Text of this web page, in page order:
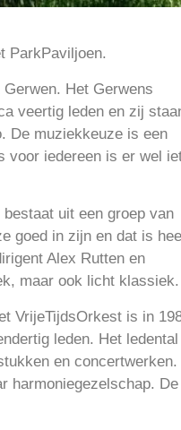
ParkPaviljoen.
Het Gerwens
veertig leden en zij
De muziekkeuze is een
voor iedereen is er wel
uit een groep van
goed in zijn en dat is
Alex Rutten en
maar ook licht klassiek.
VrijeTijdsOrkest is in
leden. Het ledental
en concertwerken.
harmoniegezelschap. De